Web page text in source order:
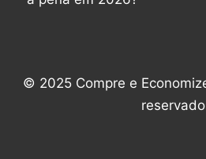
© 2025 Compre e